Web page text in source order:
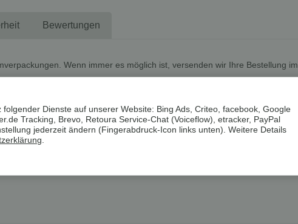
Bewertungen
Wenn immer es möglich ist, versenden wir Ihre Bestellung im
in Bouclé-Qualität
Pattentaschen
Dienste auf unserer Website: Bing Ads, Criteo, facebook, Google
Tracking, Brevo, Retoura Service-Chat (Voiceflow), etracker, PayPal
jederzeit ändern (Fingerabdruck-Icon links unten). Weitere Details